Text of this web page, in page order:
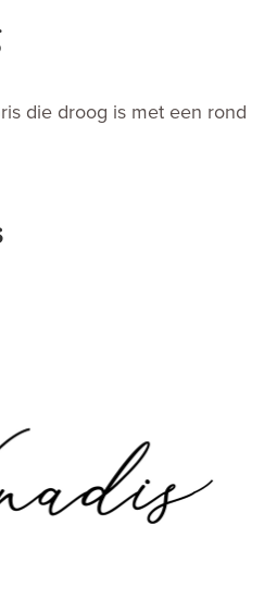
die droog is met een rond